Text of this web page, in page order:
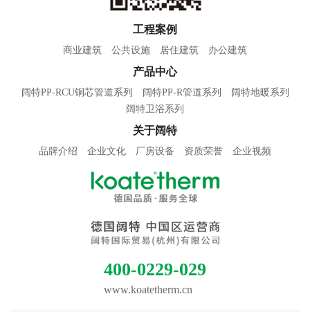
400-0229-029
www.koatetherm.cn
关于阔特
品牌介绍 企业文化 厂房设备 资质荣誉 企业视频
产品中心
阔特PP-RCU铜芯管道系列 阔特PP-R管道系列
阔特地暖系列
阔特卫浴系列
工程案例
商业建筑 公共设施 居住建筑 办公建筑